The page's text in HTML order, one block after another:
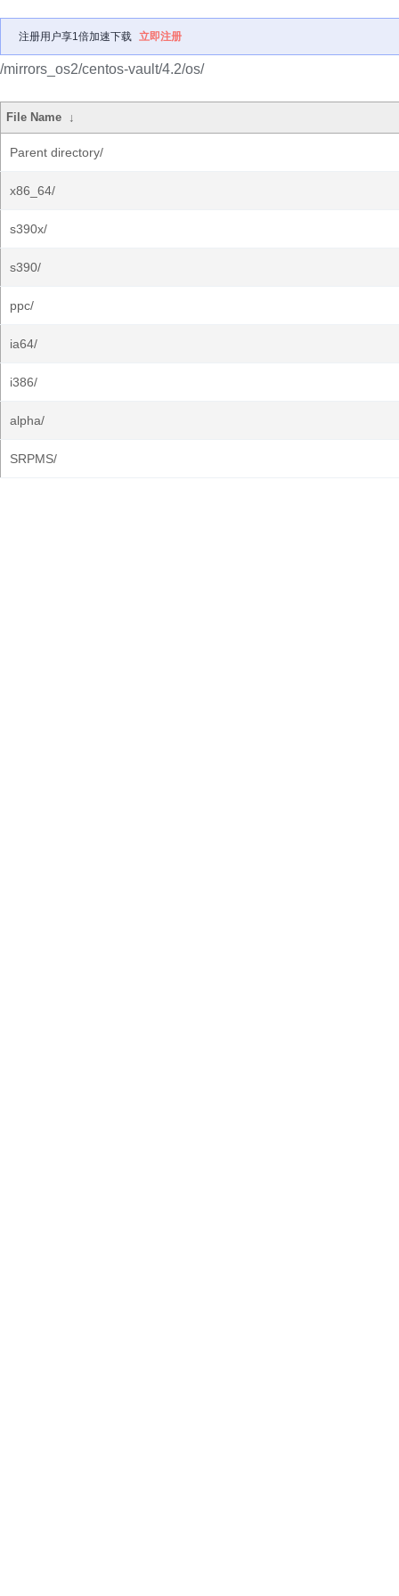
注册用户享1倍加速下载 立即注册
/mirrors_os2/centos-vault/4.2/os/
File Name ↓
Parent directory/
x86_64/
s390x/
s390/
ppc/
ia64/
i386/
alpha/
SRPMS/